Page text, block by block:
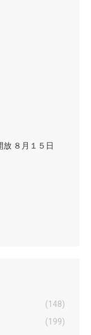
放 ８月１５日
(148)
(199)